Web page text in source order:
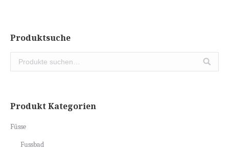
Produktsuche
Produkt Kategorien
Füsse
Fussbad